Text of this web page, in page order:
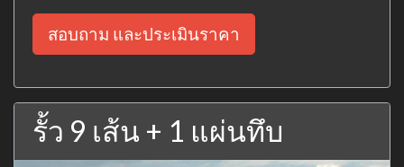
สอบถาม และประเมินราคา
รั้ว 9 เส้น + 1 แผ่นทึบ